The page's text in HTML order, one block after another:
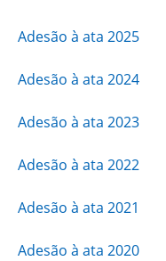
Adesão à ata 2025
Adesão à ata 2024
Adesão à ata 2023
Adesão à ata 2022
Adesão à ata 2021
Adesão à ata 2020